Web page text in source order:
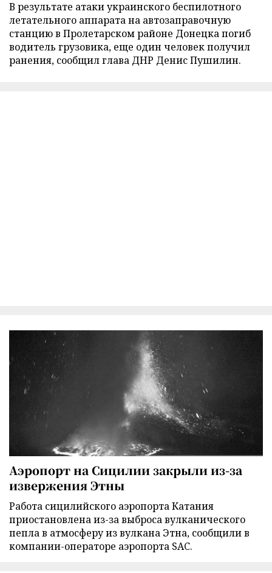
В результате атаки украинского беспилотного
летательного аппарата на автозаправочную
станцию в Пролетарском районе Донецка погиб
водитель грузовика, еще один человек получил
ранения, сообщил глава ДНР Денис Пушилин.
Аэропорт на Сицилии закрыли из-за
извержения Этны
Работа сицилийского аэропорта Катания
приостановлена из-за выброса вулканического
пепла в атмосферу из вулкана Этна, сообщили в
компании-операторе аэропорта SAC.